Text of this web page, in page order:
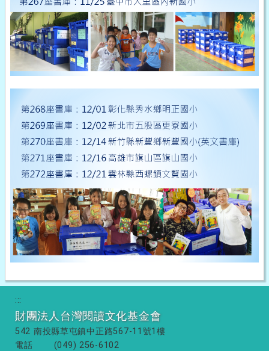
:::
財團法人台灣閱讀文化基金會
542 南投縣草屯鎮中正路567-11號1樓
電話
(049) 256-6102